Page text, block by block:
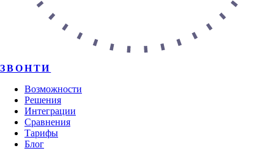
ЗВОНТИ
Возможности
Решения
Интеграции
Сравнения
Тарифы
Блог